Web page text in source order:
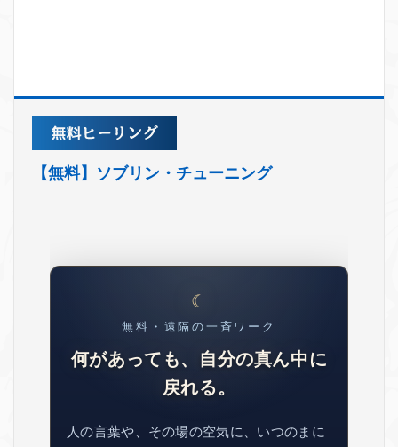
【無料】ソブリン・チューニング
無料・遠隔の一斉ワーク
何があっても、自分の真ん中に
戻れる。
人の言葉や、その場の空気に、いつのまに